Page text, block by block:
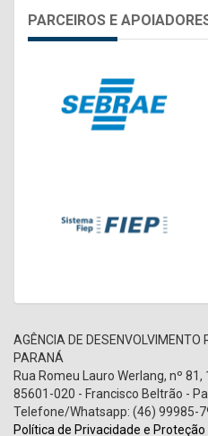
PARCEIROS E
AGÊNCIA DE DESENVOLVIMENTO
PARANÁ
Rua Romeu Lauro Werlang, nº
85601-020 - Francisco Beltrão -
Telefone/Whatsapp: (46) 99985-
Política de Privacidade e Proteção